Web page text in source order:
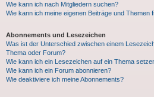
Wie kann ich nach Mitgliedern suchen?
Wie kann ich meine eigenen Beiträge und Themen
Abonnements und Lesezeichen
Was ist der Unterschied zwischen einem
Thema oder Forum?
Wie kann ich ein Lesezeichen auf ein Thema
Wie kann ich ein Forum abonnieren?
Wie deaktiviere ich meine Abonnements?